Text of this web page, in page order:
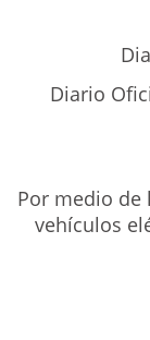
Diario
Por medio de
vehículos